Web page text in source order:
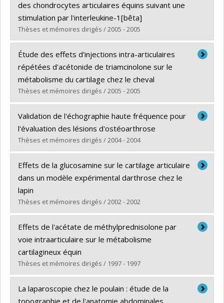
Grade :M. Sc.
Lien vers le document dans Papyrus
des chondrocytes articulaires équins suivant une
stimulation par l'interleukine-1[bêta]
Thèses et mémoires dirigés / 2005 - 2005
Graduate :Farley, Judith
Cycle :Master's
Grade :M. Sc.
Lien vers le document dans Papyrus
Étude des effets d'injections intra-articulaires
répétées d'acétonide de triamcinolone sur le
métabolisme du cartilage chez le cheval
Thèses et mémoires dirigés / 2005 - 2005
Graduate :Céleste, Christophe
Cycle :Master's
Grade :M. Sc.
Lien vers le document dans Papyrus
Validation de l'échographie haute fréquence pour
l'évaluation des lésions d'ostéoarthrose
Thèses et mémoires dirigés / 2004 - 2004
Graduate : Spriet, Mathieu
Cycle :Master's
Grade :
Lien vers le document dans Papyrus
Effets de la glucosamine sur le cartilage articulaire
dans un modèle expérimental darthrose chez le
lapin
Thèses et mémoires dirigés / 2002 - 2002
Graduate :Tiraloche, Gabrielle
Cycle :Master's
Grade :M. Sc.
Lien vers le document dans Papyrus
Effets de l'acétate de méthylprednisolone par
voie intraarticulaire sur le métabolisme
cartilagineux équin
Thèses et mémoires dirigés / 1997 - 1997
Graduate :Robion, Fabienne C.
Cycle :Master's
La laparoscopie chez le poulain : étude de la